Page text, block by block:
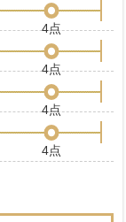
4点
4点
4点
4点